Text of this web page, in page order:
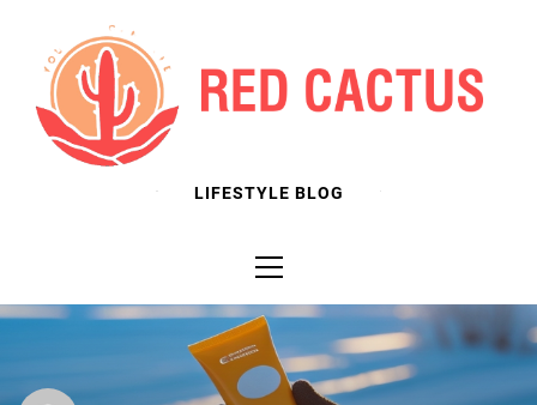
content
LIFESTYLE BLOG
Menu